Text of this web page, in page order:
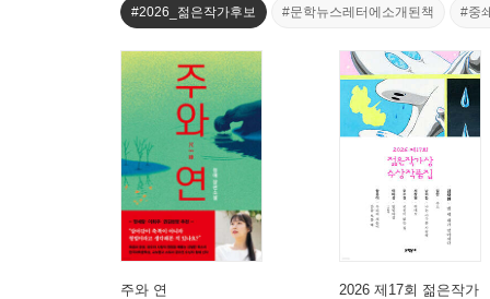
#2026_젊은작가후보 #문학뉴스레터에소개된책 #중
주와 연
2026 제17회 젊은작가